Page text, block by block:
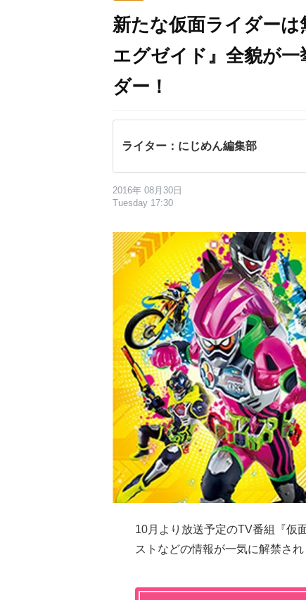
新たな仮面ライダー
エグゼイド』全貌が
ダー！
ライター：にじめん編集部
2016年 08月30日
Tuesday 17:30
10月より放送予定のTV番組『仮
ストなどの情報が一気に解禁され